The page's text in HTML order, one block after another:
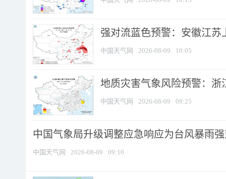
强对流蓝色预警：安徽江苏
中国天气网 2026-08-09 10:05
地质灾害气象风险预警：浙
中国天气网 2026-08-09 09:25
中国气象局升级调整应急响应为台风暴雨
中国天气网 2026-08-09 09:10